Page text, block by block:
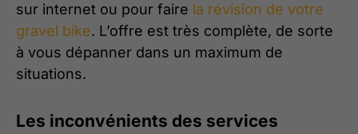
sur internet ou pour faire la révision de votre
gravel bike. L’offre est très complète, de sorte
à vous dépanner dans un maximum de
situations.
Les inconvénients des services